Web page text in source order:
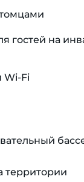
гостей на
Wi-Fi
территории